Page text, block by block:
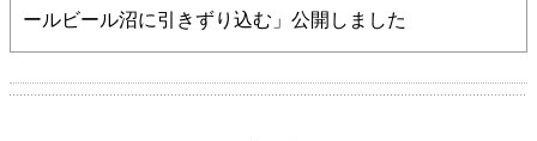
ールビール沼に引きずり込む」公開しました